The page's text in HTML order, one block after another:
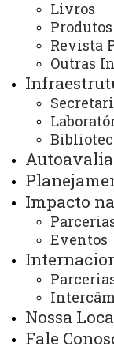
Livros
Revista
Outras
Impacto
Eventos
Nossa
Fale
TURMA 2021
Aguinaldo
Cleiton Luiz
Edegar Luiz Del
Edina Carine de
Edson Miguel
Emerson Orsini
Iriana Gonçalves
Jefferson
Luiz Carlos
Marta Raquel
Nelinho de
Ricardo Ruschel
Sandra Laci